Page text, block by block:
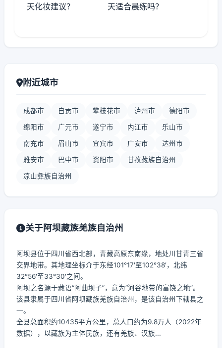
天化妆建议？ 天适合晨练吗？
附近城市
成都市 自贡市 攀枝花市 泸州市 德阳市
绵阳市 广元市 遂宁市 内江市 乐山市
南充市 眉山市 宜宾市 广安市 达州市
雅安市 巴中市 资阳市 甘孜藏族自治州
凉山彝族自治州
关于阿坝藏族羌族自治州
阿坝县位于四川省西北部，青藏高原东南缘，地处川甘青三省
交界地带。其地理坐标介于东经101°17′至102°38′，北纬
32°56′至33°30′之间。
阿坝之名源于藏语“阿曲坝子”，意为“河谷地带的富饶之地”。
该县隶属于四川省阿坝藏族羌族自治州，是该自治州下辖县之
一。
全县总面积约10435平方公里，总人口约为9.8万人（2022年
数据），以藏族为主体民族，还有羌族、汉族...